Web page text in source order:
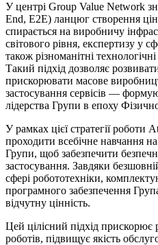
У центрі Group Value Network
End, E2E) ланцюг створення
спирається на виробничу
світового рівня, експертизу у
також різноманітні
Такий підхід дозволяє
прискорювати масове
застосування сервісів —
лідерства Групи в епоху
У рамках цієї стратегії роботи
проходити всебічне навчання
Групи, щоб забезпечити
застосування. Завдяки
сфері робототехніки,
програмного забезпечення
відчутну цінність.
Цей цілісний підхід
роботів, підвищує якість